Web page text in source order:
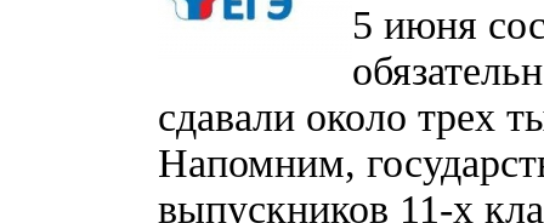
5 июня
сдавали около трех
Напомним,
выпускников 11-х